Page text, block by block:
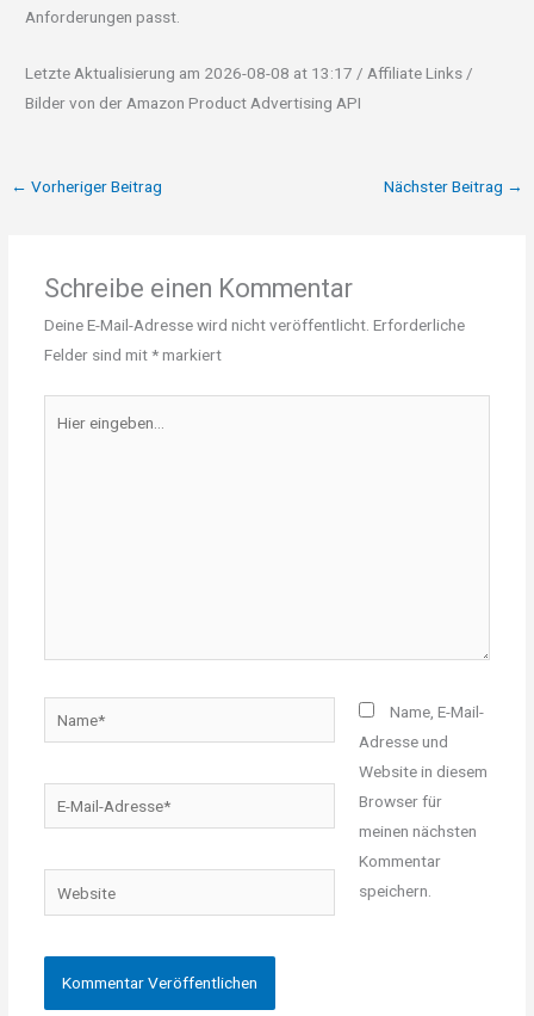
Anforderungen passt.
Letzte Aktualisierung am 2026-08-08 at 13:17 / Affiliate Links /
Bilder von der Amazon Product Advertising API
← Vorheriger Beitrag Nächster Beitrag →
Schreibe einen Kommentar
Deine E-Mail-Adresse wird nicht veröffentlicht. Erforderliche
Felder sind mit*markiert
eingeben…
Mail-
Website
Name, E-Mail-
Adresse und
Website in diesem
Browser für
meinen nächsten
Kommentar
speichern.